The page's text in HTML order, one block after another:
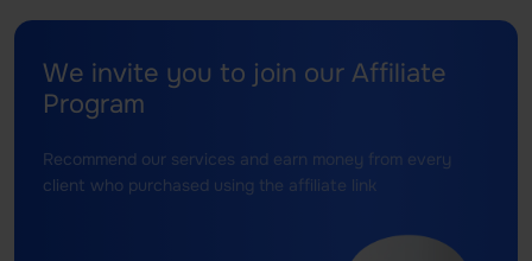
We invite you to join our Affiliate
Program
Recommend our services and earn money from every
client who purchased using the affiliate link